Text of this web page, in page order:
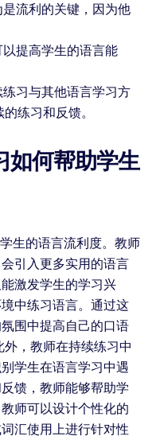
流利的关键，因为他
提高学生的语言能
习与其他语言学习方
练习和反馈。
如何帮助学生
生的语言流利度。教师
引入更多实用的语言
激发学生的学习兴
中练习语言。通过这
围中提高自己的口语
，教师在持续练习中
学生在语言学习中遇
馈，教师能够帮助学
师可以设计个性化的
汇使用上进行针对性